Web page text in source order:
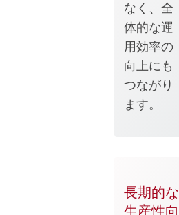
なく、全
体的な運
用効率の
向上にも
つながり
ます。
長期的な
生産性向